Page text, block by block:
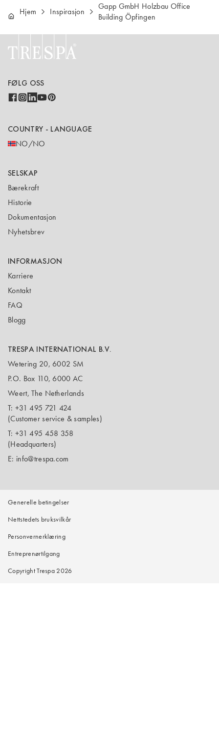
Hjem Inspirasjon
Gapp GmbH Holzbau Office
Building Öpfingen
FØLG OSS
COUNTRY - LANGUAGE
NO/NO
SELSKAP
Bærekraft
Historie
Dokumentasjon
Nyhetsbrev
INFORMASJON
Karriere
Kontakt
FAQ
Blogg
TRESPA INTERNATIONAL B.V.
Wetering 20, 6002 SM
P.O. Box 110, 6000 AC
Weert, The Netherlands
T: +31 495 721 424
(Customer service & samples)
T: +31 495 458 358
(Headquarters)
E: info@trespa.com
Generelle betingelser
Nettstedets bruksvilkår
Personvernerklæring
Entreprenørtilgang
Copyright Trespa 2026